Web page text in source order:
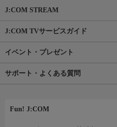
J:COM STREAM
J:COM TVサービスガイド
イベント・プレゼント
サポート・よくある質問
Fun! J:COM